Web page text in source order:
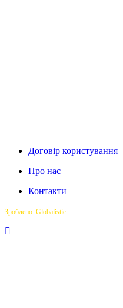
Договір користування
Про нас
Контакти
Зроблено: Globalistic